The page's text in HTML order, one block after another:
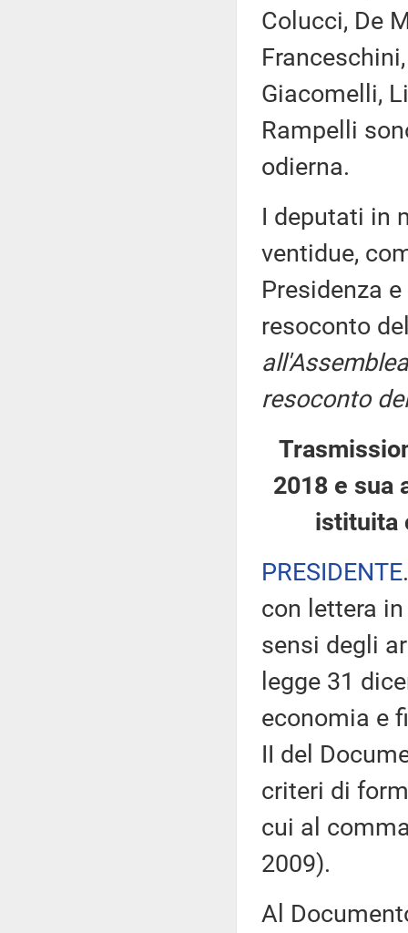
Colucci, De
Giacomelli,
Rampelli
odierna.
I deputati in
ventidue,
Presidenza
resoconto
resoconto
2018 e sua
istituita
PRESIDENTE
con lettera
sensi degli
legge 31
economia e
II del
criteri di
cui al
2009).
Al